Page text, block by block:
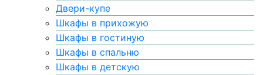
Двери-купе
Шкафы в прихожую
Шкафы в гостиную
Шкафы в спальню
Шкафы в детскую